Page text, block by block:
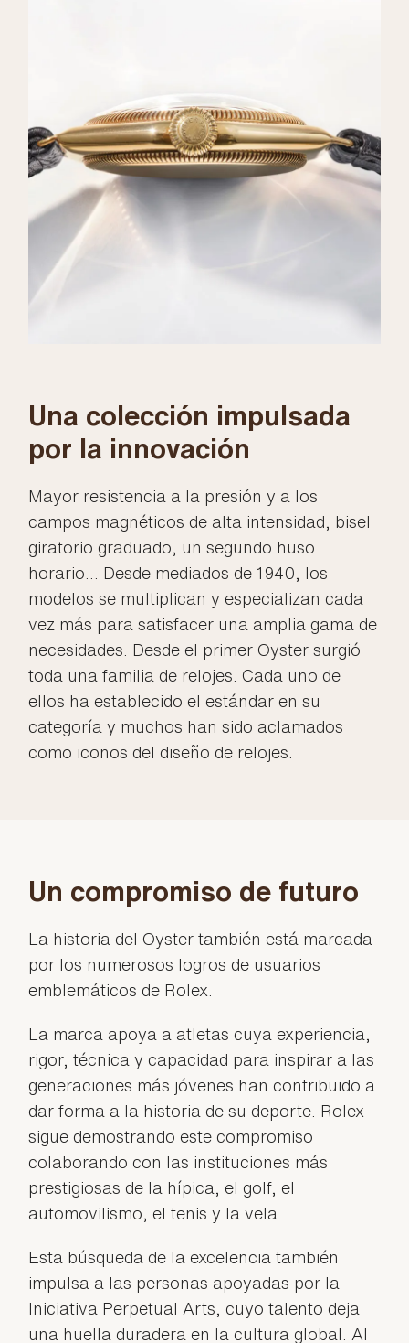
Una colección impulsada
por la innovación
Mayor resistencia a la presión y a los
campos magnéticos de alta intensidad, bisel
giratorio graduado, un segundo huso
horario... Desde mediados de 1940, los
modelos se multiplican y especializan cada
vez más para satisfacer una amplia gama de
necesidades. Desde el primer Oyster surgió
toda una familia de relojes. Cada uno de
ellos ha establecido el estándar en su
categoría y muchos han sido aclamados
como iconos del diseño de relojes.
Un compromiso de futuro
La historia del Oyster también está marcada
por los numerosos logros de usuarios
emblemáticos de Rolex.
La marca apoya a atletas cuya experiencia,
rigor, técnica y capacidad para inspirar a las
generaciones más jóvenes han contribuido a
dar forma a la historia de su deporte. Rolex
sigue demostrando este compromiso
colaborando con las instituciones más
prestigiosas de la hípica, el golf, el
automovilismo, el tenis y la vela.
Esta búsqueda de la excelencia también
impulsa a las personas apoyadas por la
Iniciativa Perpetual Arts, cuyo talento deja
una huella duradera en la cultura global. Al